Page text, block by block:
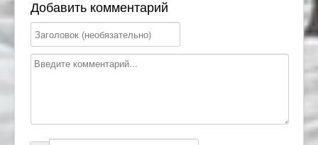
Добавить комментарий